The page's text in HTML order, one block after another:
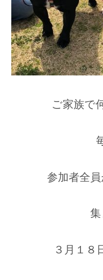
ご家族で
参加者全
３月１８